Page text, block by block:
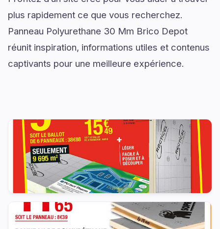
plus rapidement ce que vous recherchez.
Panneau Polyurethane 30 Mm Brico Depot
réunit inspiration, informations utiles et contenus
captivants pour une meilleure expérience.